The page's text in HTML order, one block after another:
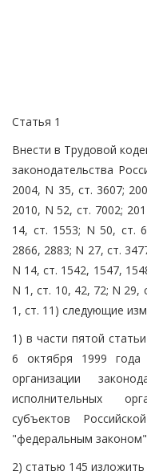
Статья 1
Внести в Трудовой
законодательства
2004, N 35, ст. 3607;
2010, N 52, ст. 7002;
14, ст. 1553; N 50, ст.
2866, 2883; N 27, ст.
N 14, ст. 1542, 1547,
N 1, ст. 10, 42, 72; N 29,
1, ст. 11) следующие
1) в части пятой
6 октября 1999
организации
исполнительных
субъектов
"федеральным
2) статью 145